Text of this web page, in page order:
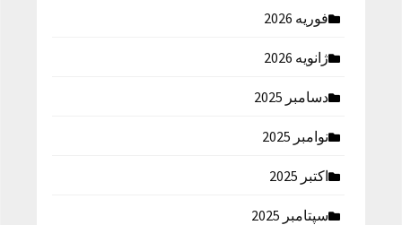
فوریه 2026
ژانویه 2026
دسامبر 2025
نوامبر 2025
اکتبر 2025
سپتامبر 2025